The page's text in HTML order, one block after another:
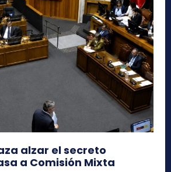
alzar el secreto
a Comisión Mixta